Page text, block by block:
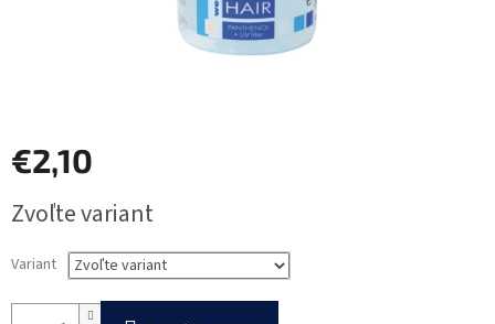
€2,10
cena:
Zvoľte variant
Variant